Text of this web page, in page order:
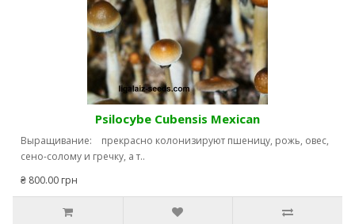
Psilocybe Cubensis Mexican
Выращивание: прекрасно колонизируют пшеницу, рожь, овес,
сено-солому и гречку, а т..
₴ 800.00 грн